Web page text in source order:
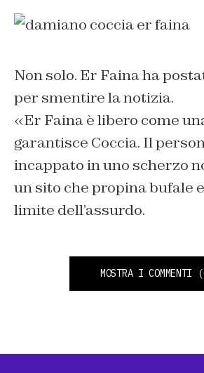
Non solo. Er Faina ha
per smentire la notizia.
«Er Faina è libero come
garantisce Coccia. Il
incappato in uno scherzo
un sito che propina bufale
limite dell’assurdo.
MOSTRA I COMMENTI